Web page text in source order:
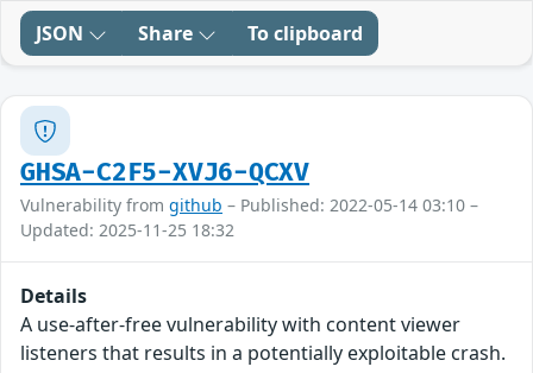
JSON Share To clipboard
GHSA-C2F5-XVJ6-QCXV
Vulnerability from github – Published: 2022-05-14 03:10 –
Updated: 2025-11-25 18:32
Details
A use-after-free vulnerability with content viewer
listeners that results in a potentially exploitable crash.